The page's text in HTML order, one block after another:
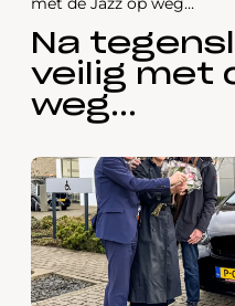
Voorraad
Onderhoud en service
Over ons
Webshop
Contact
Plan
Na
veilig met
weg…